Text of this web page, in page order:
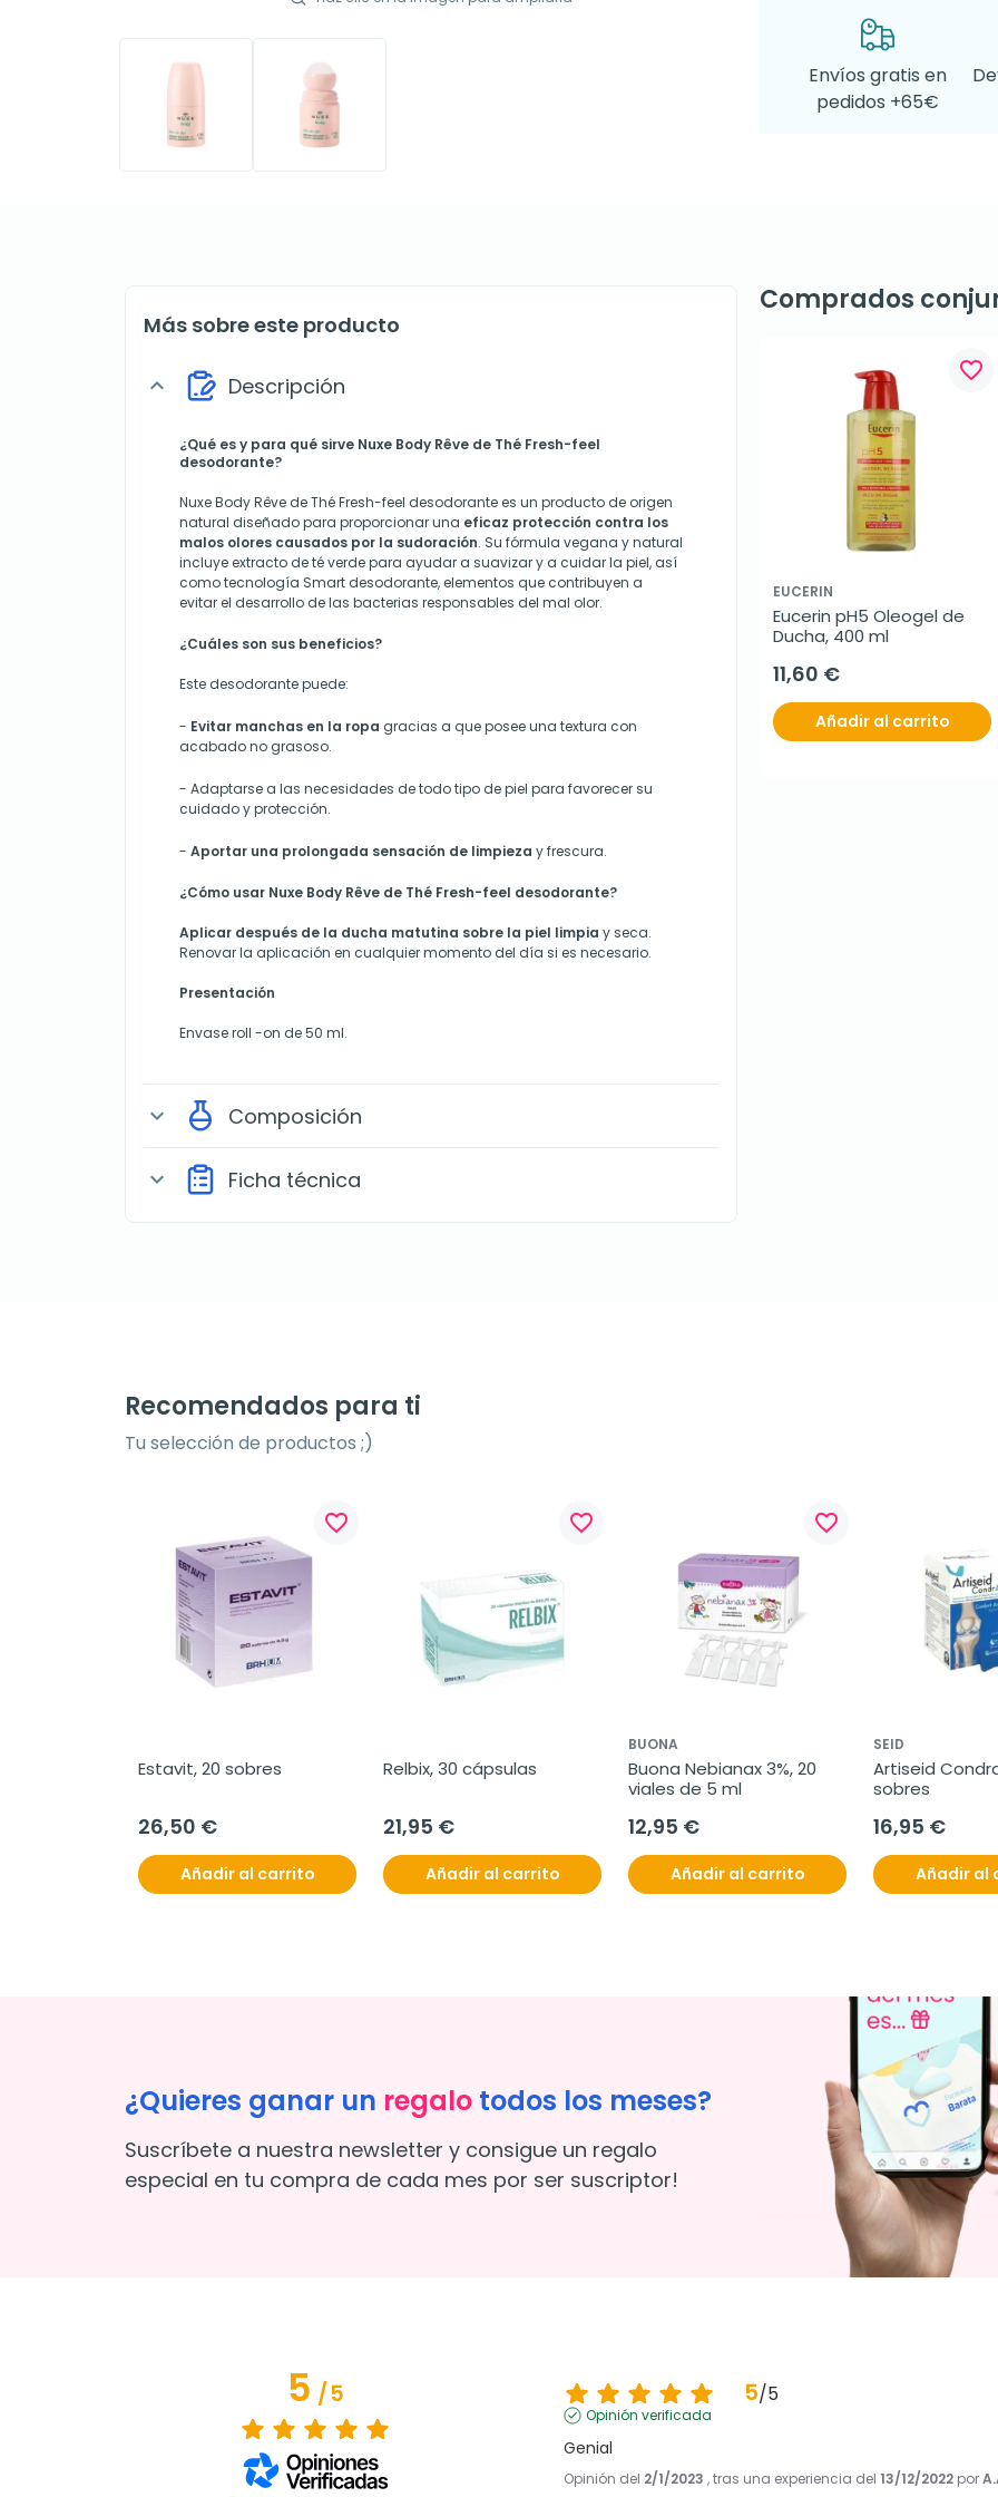
Envíos gratis en
pedidos +65€
Más sobre este producto
expand_more Descripción
¿Qué es y para qué sirve Nuxe Body Rêve de Thé Fresh-feel
desodorante?
Nuxe Body Rêve de Thé Fresh-feel desodorante es un producto de origen
natural diseñado para proporcionar una eficaz protección contra los
malos olores causados por la sudoración. Su fórmula vegana y natural
incluye extracto de té verde para ayudar a suavizar y a cuidar la piel, así
como tecnología Smart desodorante, elementos que contribuyen a
evitar el desarrollo de las bacterias responsables del mal olor.
¿Cuáles son sus beneficios?
Este desodorante puede:
- Evitar manchas en la ropa gracias a que posee una textura con
acabado no grasoso.
- Adaptarse a las necesidades de todo tipo de piel para favorecer su
cuidado y protección.
- Aportar una prolongada sensación de limpieza y frescura.
¿Cómo usar Nuxe Body Rêve de Thé Fresh-feel desodorante?
Aplicar después de la ducha matutina sobre la piel limpia y seca.
Renovar la aplicación en cualquier momento del día si es necesario.
Presentación
Envase roll -on de 50 ml.
expand_more Composición
expand_more Ficha técnica
Comprados
favorite_border
EUCERIN
Eucerin pH5 Oleogel de
Ducha, 400 ml
11,60 €
Añadir al carrito
Recomendados para ti
Tu selección de productos ;)
favorite_border
Estavit, 20 sobres
26,50 €
Añadir al carrito
favorite_border
Relbix, 30 cápsulas
21,95 €
Añadir al carrito
favorite_border
BUONA
Buona Nebianax 3%, 20
viales de 5 ml
12,95 €
Añadir al carrito
SEID
Artiseid
sobres
16,95 €
Añadir al
¿Quieres ganar un regalo todos los meses?
Suscríbete a nuestra newsletter y consigue un regalo
especial en tu compra de cada mes por ser suscriptor!
5/5 5/5
Opinión verificada
Genial
Opinión del 2/1/2023 , tras una experiencia del 13/12/2022 por